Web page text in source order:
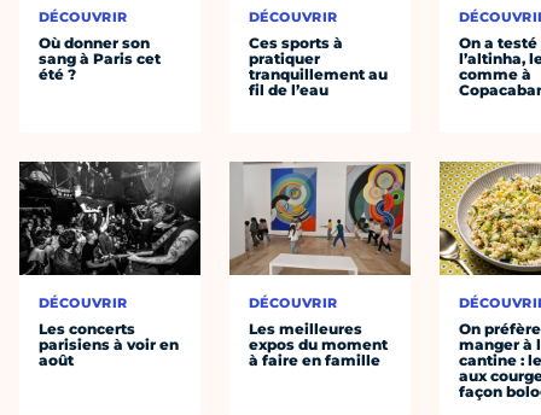
DÉCOUVRIR
Où donner son
sang à Paris cet
été ?
DÉCOUVRIR
Les concerts
parisiens à voir en
août
DÉCOUVRIR
Ces sports à
pratiquer
tranquillement au
fil de l’eau
DÉCOUVRIR
Les meilleures
expos du moment
à faire en famille
On a testé
l’altinha,
comme à
On préfère
manger à
cantine :
aux
façon